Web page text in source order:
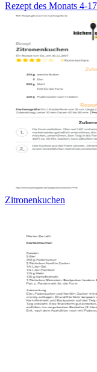
Rezept des Monats 4-
Zitronenkuchen